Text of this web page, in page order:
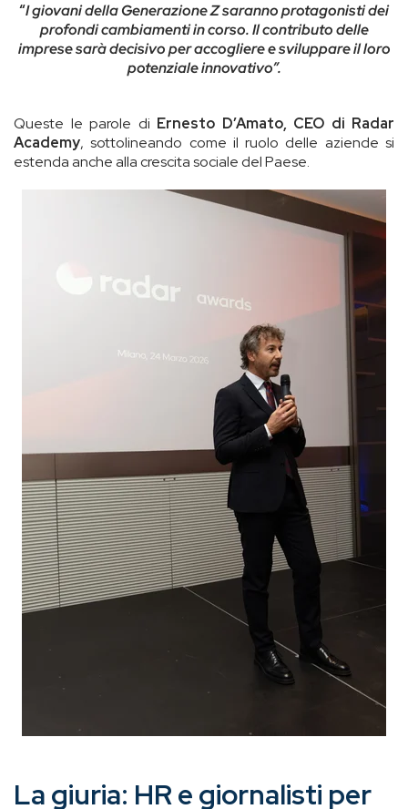
“I giovani della Generazione Z saranno protagonisti dei
profondi cambiamenti in corso. Il contributo delle
imprese sarà decisivo per accogliere e sviluppare il loro
potenziale innovativo”.
Queste le parole di Ernesto D’Amato, CEO di Radar
Academy, sottolineando come il ruolo delle aziende si
estenda anche alla crescita sociale del Paese.
La giuria: HR e giornalisti per